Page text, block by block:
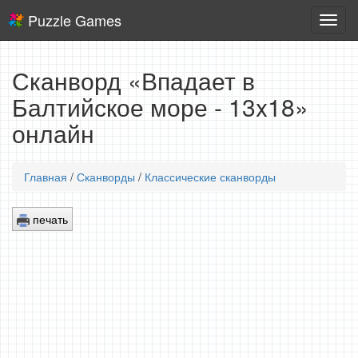
игры
Puzzle Games
Сканворд «Впадает в
Балтийское море - 13x18»
онлайн
Главная / Сканворды / Классические сканворды
печать